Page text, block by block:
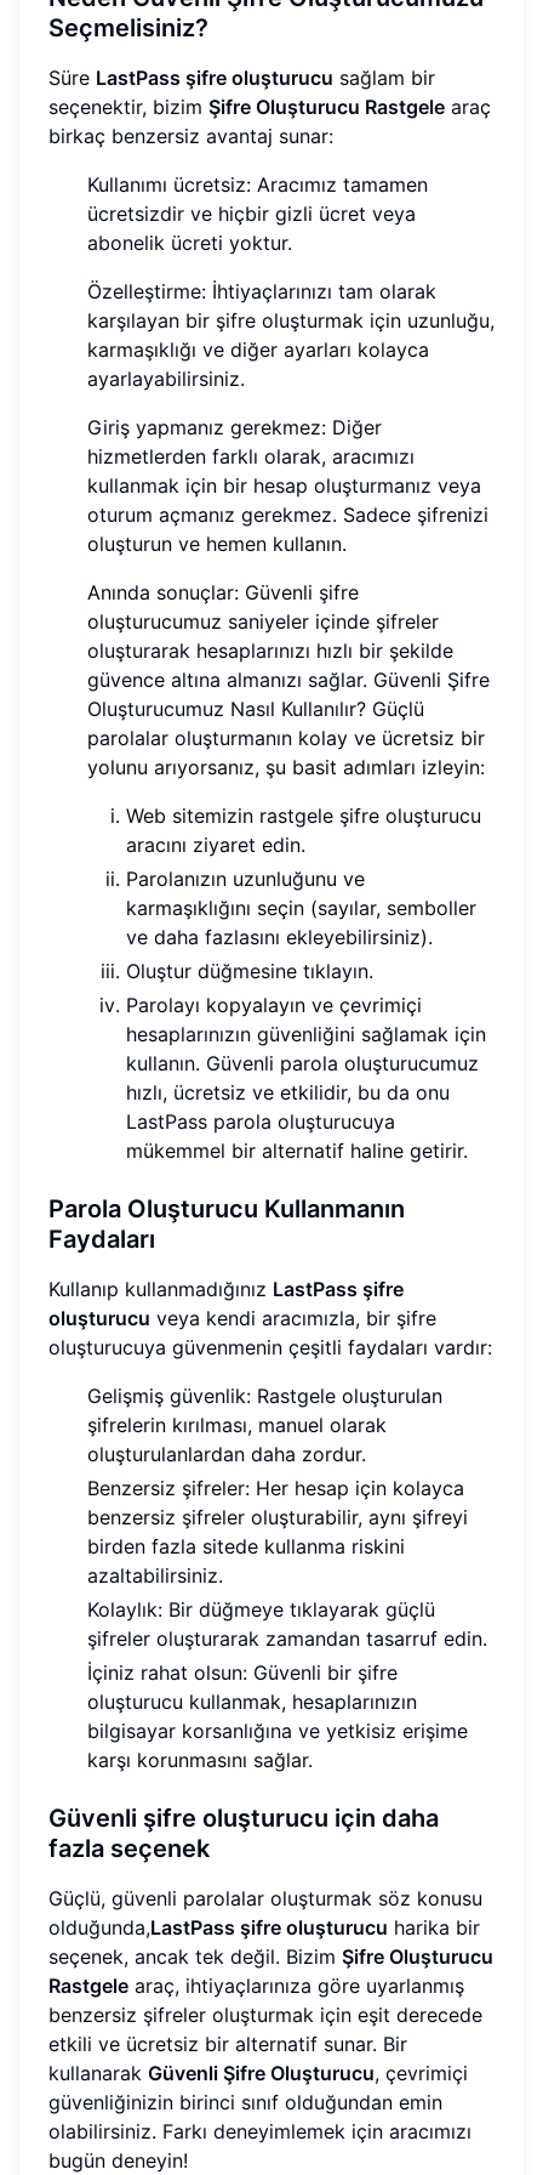
Seçmelisiniz?
Süre LastPass şifre oluşturucu sağlam bir
seçenektir, bizim Şifre Oluşturucu Rastgele araç
birkaç benzersiz avantaj sunar:
Kullanımı ücretsiz: Aracımız tamamen
ücretsizdir ve hiçbir gizli ücret veya
abonelik ücreti yoktur.
Özelleştirme: İhtiyaçlarınızı tam olarak
karşılayan bir şifre oluşturmak için uzunluğu,
karmaşıklığı ve diğer ayarları kolayca
ayarlayabilirsiniz.
Giriş yapmanız gerekmez: Diğer
hizmetlerden farklı olarak, aracımızı
kullanmak için bir hesap oluşturmanız veya
oturum açmanız gerekmez. Sadece şifrenizi
oluşturun ve hemen kullanın.
Anında sonuçlar: Güvenli şifre
oluşturucumuz saniyeler içinde şifreler
oluşturarak hesaplarınızı hızlı bir şekilde
güvence altına almanızı sağlar. Güvenli Şifre
Oluşturucumuz Nasıl Kullanılır? Güçlü
parolalar oluşturmanın kolay ve ücretsiz bir
yolunu arıyorsanız, şu basit adımları izleyin:
Web sitemizin rastgele şifre oluşturucu
aracını ziyaret edin.
Parolanızın uzunluğunu ve
karmaşıklığını seçin (sayılar, semboller
ve daha fazlasını ekleyebilirsiniz).
Oluştur düğmesine tıklayın.
Parolayı kopyalayın ve çevrimiçi
hesaplarınızın güvenliğini sağlamak için
kullanın. Güvenli parola oluşturucumuz
hızlı, ücretsiz ve etkilidir, bu da onu
LastPass parola oluşturucuya
mükemmel bir alternatif haline getirir.
Parola Oluşturucu Kullanmanın
Faydaları
Kullanıp kullanmadığınız LastPass şifre
oluşturucu veya kendi aracımızla, bir şifre
oluşturucuya güvenmenin çeşitli faydaları vardır:
Gelişmiş güvenlik: Rastgele oluşturulan
şifrelerin kırılması, manuel olarak
oluşturulanlardan daha zordur.
Benzersiz şifreler: Her hesap için kolayca
benzersiz şifreler oluşturabilir, aynı şifreyi
birden fazla sitede kullanma riskini
azaltabilirsiniz.
Kolaylık: Bir düğmeye tıklayarak güçlü
şifreler oluşturarak zamandan tasarruf edin.
İçiniz rahat olsun: Güvenli bir şifre
oluşturucu kullanmak, hesaplarınızın
bilgisayar korsanlığına ve yetkisiz erişime
karşı korunmasını sağlar.
Güvenli şifre oluşturucu için daha
fazla seçenek
Güçlü, güvenli parolalar oluşturmak söz konusu
olduğunda,LastPass şifre oluşturucu harika bir
seçenek, ancak tek değil. Bizim Şifre Oluşturucu
Rastgele araç, ihtiyaçlarınıza göre uyarlanmış
benzersiz şifreler oluşturmak için eşit derecede
etkili ve ücretsiz bir alternatif sunar. Bir
kullanarak Güvenli Şifre Oluşturucu, çevrimiçi
güvenliğinizin birinci sınıf olduğundan emin
olabilirsiniz. Farkı deneyimlemek için aracımızı
bugün deneyin!